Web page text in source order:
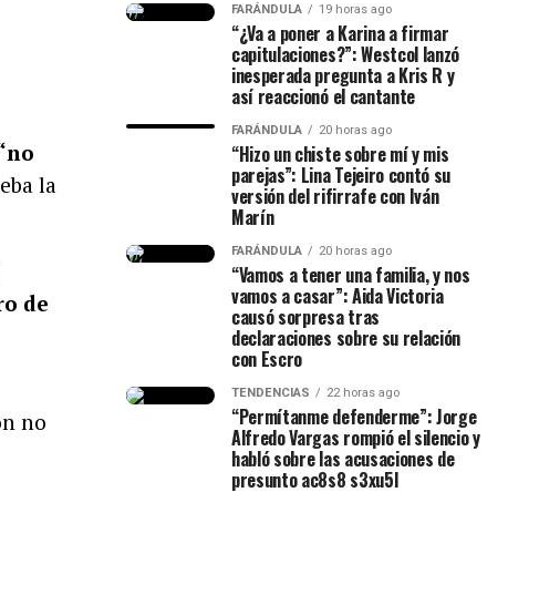
la
de
no
FARÁNDULA 19 horas ago
“¿Va a poner a Karina a firmar
capitulaciones?”: Westcol lanzó
inesperada pregunta a Kris R y
así reaccionó el cantante
FARÁNDULA 20 horas ago
“Hizo un chiste sobre mí y mis
parejas”: Lina Tejeiro contó su
versión del rifirrafe con Iván
Marín
FARÁNDULA 20 horas ago
“Vamos a tener una familia, y nos
vamos a casar”: Aida Victoria
causó sorpresa tras
declaraciones sobre su relación
con Escro
TENDENCIAS 22 horas ago
“Permítanme defenderme”: Jorge
Alfredo Vargas rompió el silencio y
habló sobre las acusaciones de
presunto ac8s8 s3xu5l